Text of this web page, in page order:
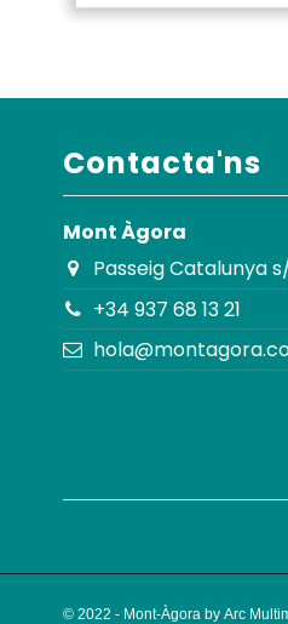
Contacta'ns
Mont Àgora
Passeig Catalunya
+34 937 68 13 21
© 2022 - Mont-Àgora by Arc